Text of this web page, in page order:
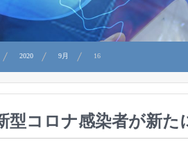
2020 9月 16
型コロナ感染者が新